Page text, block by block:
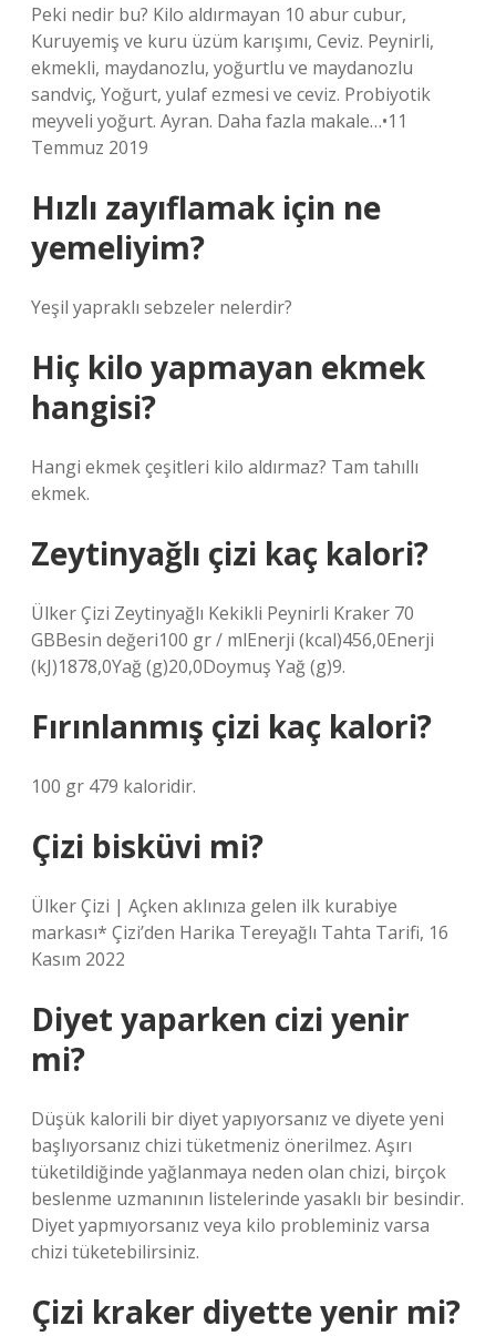
Peki nedir bu? Kilo aldırmayan 10 abur cubur,
Kuruyemiş ve kuru üzüm karışımı, Ceviz. Peynirli,
ekmekli, maydanozlu, yoğurtlu ve maydanozlu
sandviç, Yoğurt, yulaf ezmesi ve ceviz. Probiyotik
meyveli yoğurt. Ayran. Daha fazla makale…•11
Temmuz 2019
Hızlı zayıflamak için ne
yemeliyim?
Yeşil yapraklı sebzeler nelerdir?
Hiç kilo yapmayan ekmek
hangisi?
Hangi ekmek çeşitleri kilo aldırmaz? Tam tahıllı
ekmek.
Zeytinyağlı çizi kaç kalori?
Ülker Çizi Zeytinyağlı Kekikli Peynirli Kraker 70
GBBesin değeri100 gr / mlEnerji (kcal)456,0Enerji
(kJ)1878,0Yağ (g)20,0Doymuş Yağ (g)9.
Fırınlanmış çizi kaç kalori?
100 gr 479 kaloridir.
Çizi bisküvi mi?
Ülker Çizi | Açken aklınıza gelen ilk kurabiye
markası* Çizi’den Harika Tereyağlı Tahta Tarifi, 16
Kasım 2022
Diyet yaparken cizi yenir
mi?
Düşük kalorili bir diyet yapıyorsanız ve diyete yeni
başlıyorsanız chizi tüketmeniz önerilmez. Aşırı
tüketildiğinde yağlanmaya neden olan chizi, birçok
beslenme uzmanının listelerinde yasaklı bir besindir.
Diyet yapmıyorsanız veya kilo probleminiz varsa
chizi tüketebilirsiniz.
Çizi kraker diyette yenir mi?